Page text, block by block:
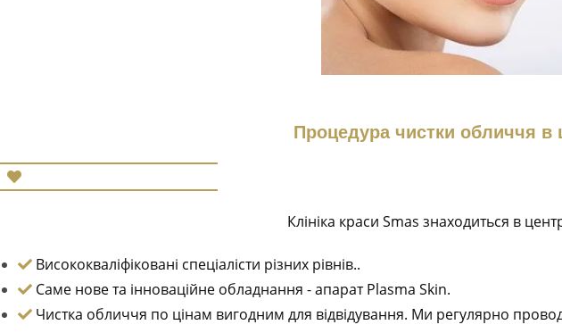
Процедура чистки обличчя в
Клініка краси Smas знаходиться в
Висококваліфіковані спеціалісти різних рівнів..
Саме нове та інноваційне обладнання - апарат Plasma Skin.
Чистка обличчя по цінам вигодним для відвідування. Ми регулярно